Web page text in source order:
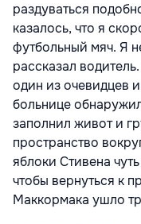
раздуваться
казалось, что я
футбольный мяч. Я
рассказал
один из очевидцев
больнице
заполнил живот и
пространство
яблоки Стивена
чтобы вернуться к
Маккормака ушло